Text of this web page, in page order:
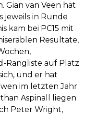
Gian van Veen hat
jeweils in Runde
kam bei PC15 mit
Resultate,
Rangliste auf Platz
und er hat
im letzten Jahr
Aspinall liegen
Peter Wright,